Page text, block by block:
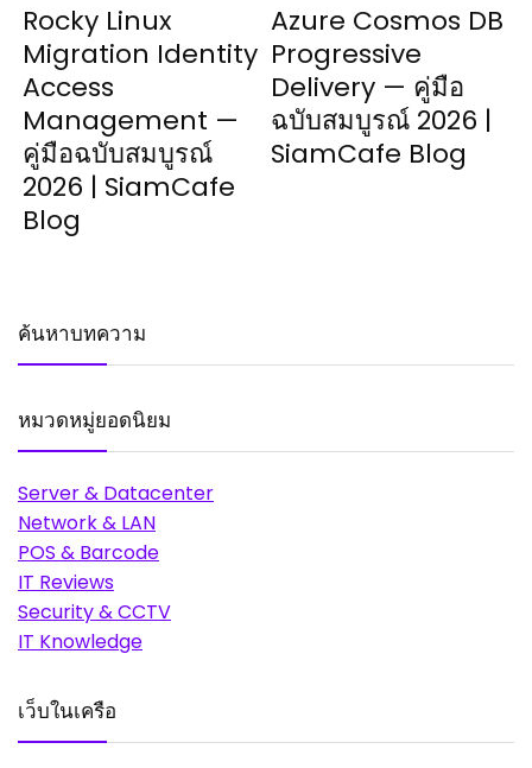
Rocky Linux
Migration Identity
Access
Management —
คู่มือฉบับสมบูรณ์
2026 | SiamCafe
Blog
Azure Cosmos DB
Progressive
Delivery — คู่มือ
ฉบับสมบูรณ์ 2026 |
SiamCafe Blog
ค้นหาบทความ
หมวดหมู่ยอดนิยม
Server & Datacenter
Network & LAN
POS & Barcode
IT Reviews
Security & CCTV
IT Knowledge
เว็บในเครือ